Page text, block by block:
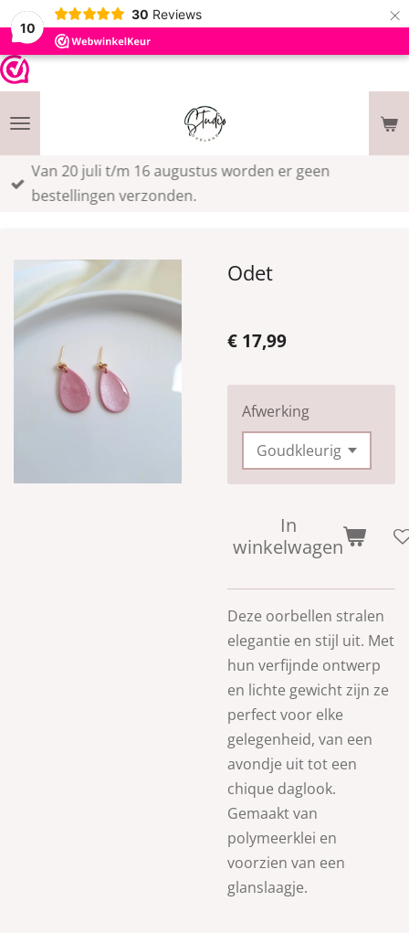
10
30 Reviews ×
Van 20 juli t/m 16 augustus worden er geen
bestellingen verzonden.
Odet
€ 17,99
Afwerking
In
winkelwagen
Deze oorbellen stralen
elegantie en stijl uit. Met
hun verfijnde ontwerp
en lichte gewicht zijn ze
perfect voor elke
gelegenheid, van een
avondje uit tot een
chique daglook.
Gemaakt van
polymeerklei en
voorzien van een
glanslaagje.